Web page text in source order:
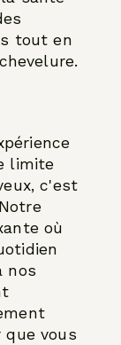
tout en
limite
c'est
où
nos
vous